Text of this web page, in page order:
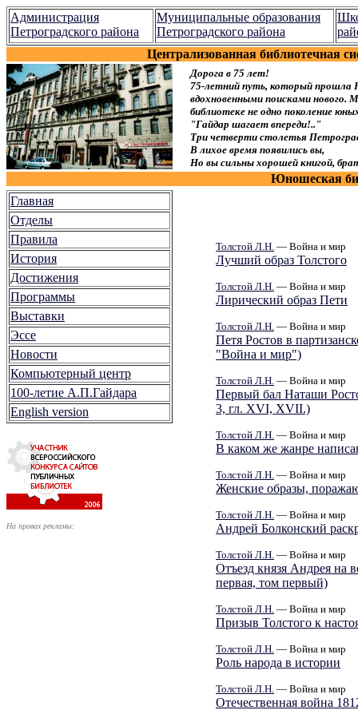
Администрация
Петроградского района
Муниципальные образования
Петроградского района
Дорога в 75 лет!
75-летний путь, который
вдохновенными поисками нового.
библиотеке не одно поколение
"Гайдар шагает впереди!.."
Три четверти столетья
В лихое время появились вы,
Но вы сильны хорошей книгой,
Централизованная библиотечная
Главная
Отделы
Правила
История
Достижения
Программы
Выставки
Эссе
Новости
Компьютерный центр
100-летие А.П.Гайдара
English version
На правах рекламы:
Толстой Л.Н. — Война и мир
Лучший образ Толстого
Толстой Л.Н. — Война и мир
Лирический образ Пети
Толстой Л.Н. — Война и мир
Петя Ростов в
"Война и мир")
Толстой Л.Н. — Война и мир
Первый бал Наташи
3, гл. XVI, XVII.)
Толстой Л.Н. — Война и мир
В каком же жанре
Толстой Л.Н. — Война и мир
Женские образы,
Толстой Л.Н. — Война и мир
Андрей Болконский
Толстой Л.Н. — Война и мир
Отъезд князя Андрея на
первая, том первый)
Толстой Л.Н. — Война и мир
Призыв Толстого к
Толстой Л.Н. — Война и мир
Роль народа в истории
Толстой Л.Н. — Война и мир
Отечественная война
Юношеская